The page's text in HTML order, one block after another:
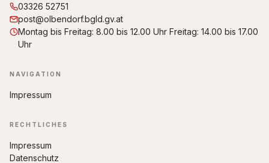
03326 52751
post@olbendorf.bgld.gv.at
Montag bis Freitag: 8.00 bis 12.00 Uhr Freitag: 14.00 bis 17.00
Uhr
NAVIGATION
Impressum
RECHTLICHES
Impressum
Datenschutz